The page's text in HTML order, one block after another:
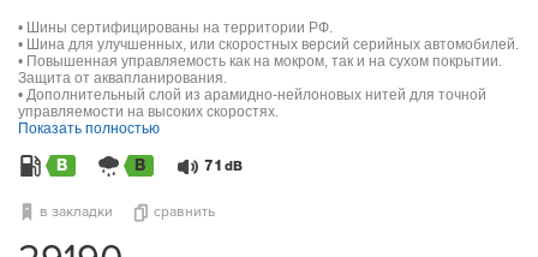
• Шины сертифицированы на территории РФ.
• Шина для улучшенных, или скоростных версий серийных автомобилей.
• Повышенная управляемость как на мокром, так и на сухом покрытии.
Защита от аквапланирования.
• Дополнительный слой из арамидно-нейлоновых нитей для точной
управляемости на высоких скоростях.
Показать полностью
B B 71 dB
в закладки сравнить